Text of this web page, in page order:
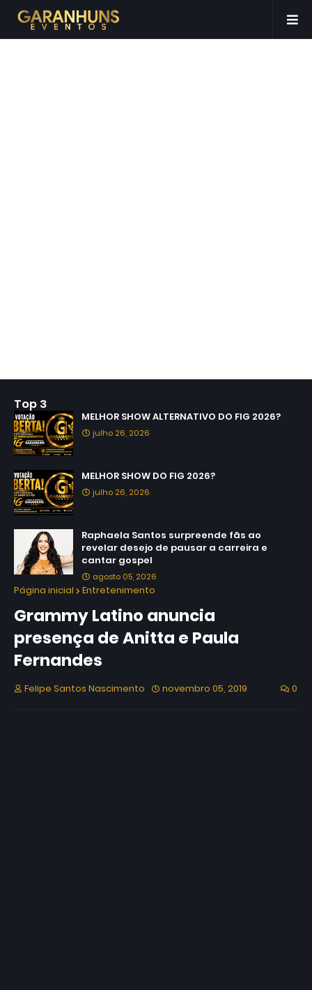
Top 3
MELHOR SHOW ALTERNATIVO DO FIG 2026?
julho 26, 2026
MELHOR SHOW DO FIG 2026?
julho 26, 2026
Raphaela Santos surpreende fãs ao
revelar desejo de pausar a carreira e
cantar gospel
agosto 05, 2026
Página inicial Entretenimento
Grammy Latino anuncia
presença de Anitta e Paula
Fernandes
Felipe Santos Nascimento novembro 05, 2019 0